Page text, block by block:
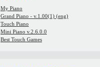
My Piano
Grand Piano - v.1.00(1) (eng)
Touch Piano
Mini Piano v.2.6.0.0
Best Touch Games